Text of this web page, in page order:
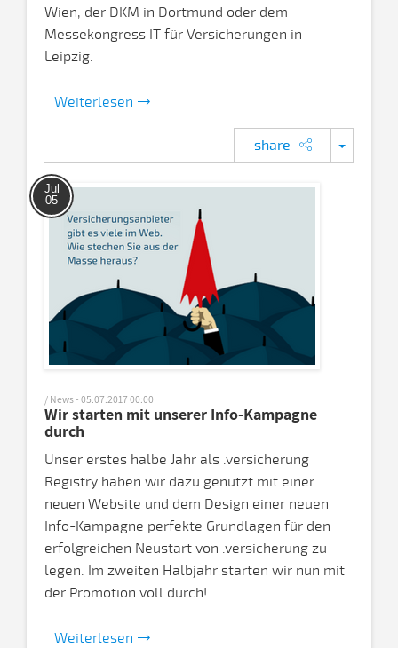
Wien, der DKM in Dortmund oder dem
Messekongress IT für Versicherungen in
Leipzig.
Weiterlesen
share
Jul
05
/ News - 05.07.2017 00:00
Wir starten mit unserer Info-Kampagne
durch
Unser erstes halbe Jahr als .versicherung
Registry haben wir dazu genutzt mit einer
neuen Website und dem Design einer neuen
Info-Kampagne perfekte Grundlagen für den
erfolgreichen Neustart von .versicherung zu
legen. Im zweiten Halbjahr starten wir nun mit
der Promotion voll durch!
Weiterlesen